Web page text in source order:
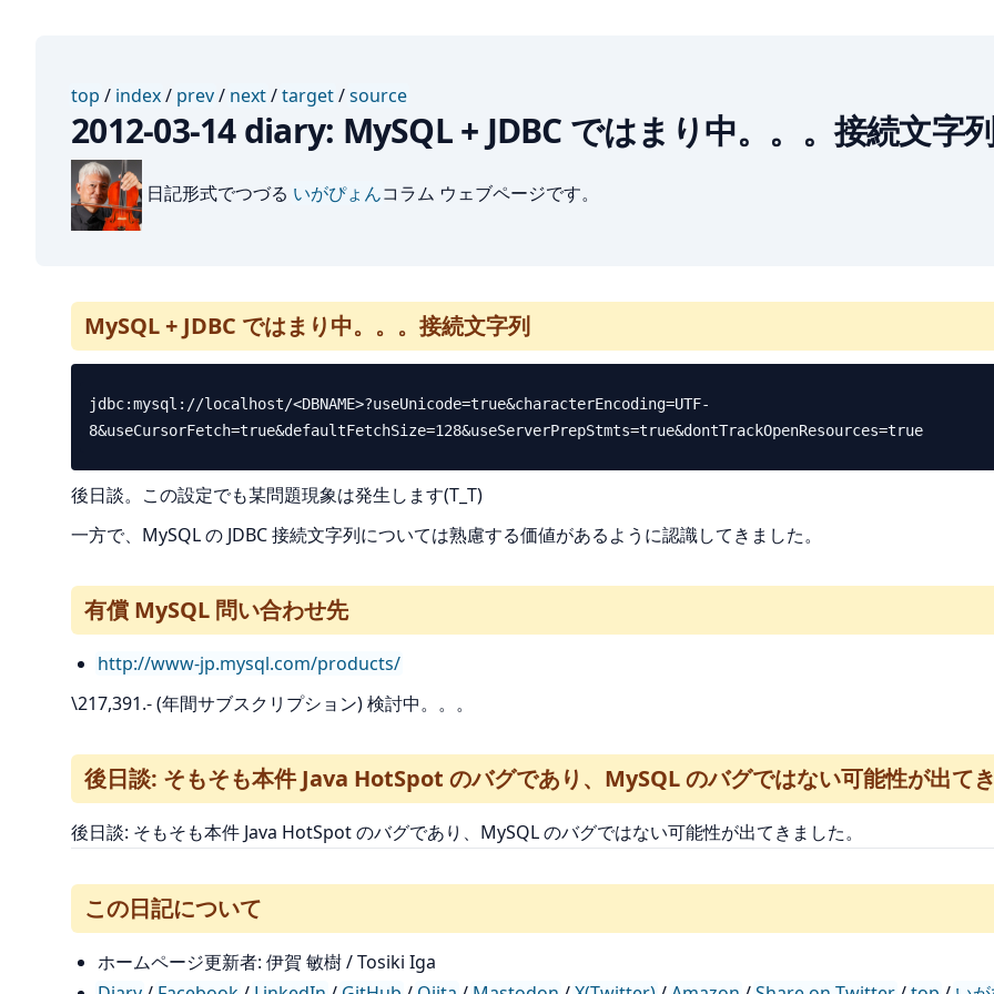
top / index/ prev/ next/target/source
2012-03-14 diary: MySQL + JDBC ではまり中。。。接続文字
日記形式でつづる いがぴょんコラム ウェブページです。
MySQL + JDBC ではまり中。。。接続文字列
jdbc:mysql://localhost/<DBNAME>?useUnicode=true&characterEncoding=UTF-
後日談。この設定でも某問題現象は発生します(T_T)
一方で、MySQL の JDBC 接続文字列については熟慮する価値があるように認識してきました。
有償 MySQL 問い合わせ先
http://www-jp.mysql.com/products/
\217,391.- (年間サブスクリプション) 検討中。。。
後日談: そもそも本件 Java HotSpot のバグであり、MySQL のバグではない可能性が出て
後日談: そもそも本件 Java HotSpot のバグであり、MySQL のバグではない可能性が出てきました。
この日記について
ホームページ更新者: 伊賀 敏樹 / Tosiki Iga